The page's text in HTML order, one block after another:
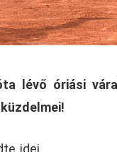
lévő óriási
idei